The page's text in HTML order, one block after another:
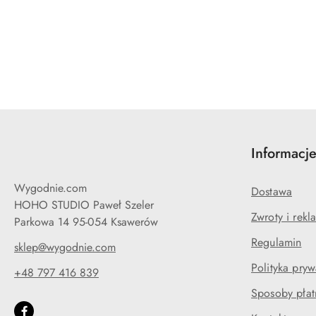
Wygodnie.com
HOHO STUDIO Paweł Szeler
Parkowa 14 95-054 Ksawerów
sklep@wygodnie.com
+48 797 416 839
Informacje
Dostawa
Zwroty i
Regulamin
Polityka
Sposoby